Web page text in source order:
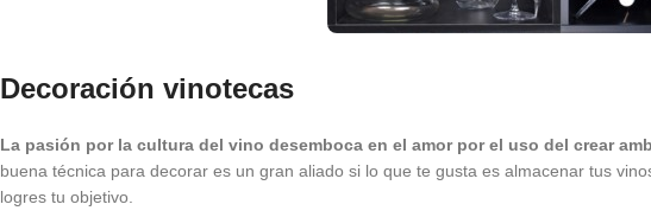
Decoración vinotecas
La pasión por la cultura del vino desemboca en el amor por el uso del crear
buena técnica para decorar es un gran aliado si lo que te gusta es almacenar tus
logres tu objetivo.